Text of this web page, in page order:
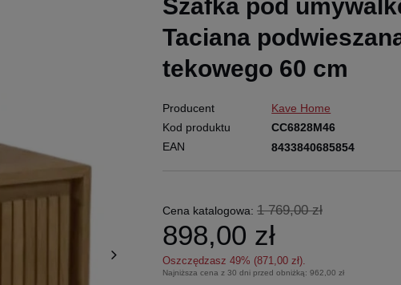
Szafka pod
Taciana
tekowego 60 cm
Producent
Kave Home
Kod produktu
CC6828M46
EAN
8433840685854
Cena katalogowa: 1 769,00 zł
898,00 zł
Oszczędzasz 49% (871,00 zł).
Najniższa cena z 30 dni przed obniżką: 962,00 zł